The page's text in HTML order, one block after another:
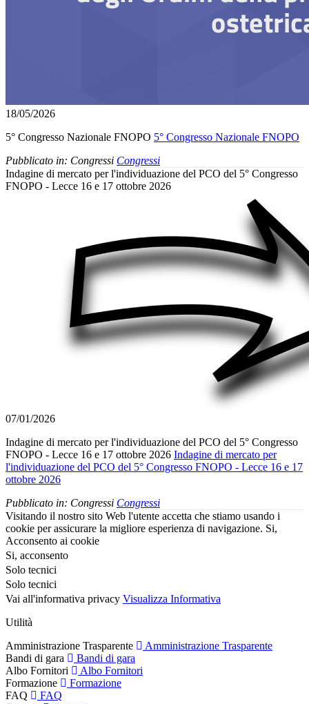
18/05/2026
5° Congresso Nazionale FNOPO 5° Congresso Nazionale FNOPO
Pubblicato in: Congressi Congressi
Indagine di mercato per l'individuazione del PCO del 5° Congresso
FNOPO - Lecce 16 e 17 ottobre 2026
07/01/2026
Indagine di mercato per l'individuazione del PCO del 5° Congresso
FNOPO - Lecce 16 e 17 ottobre 2026 Indagine di mercato per
l'individuazione del PCO del 5° Congresso FNOPO - Lecce 16 e 17
ottobre 2026
Pubblicato in: Congressi Congressi
Visitando il nostro sito Web l'utente accetta che stiamo usando i
cookie per assicurare la migliore esperienza di navigazione. Si,
Acconsento ai cookie
Si, acconsento
Solo tecnici
Solo tecnici
Vai all'informativa privacy Visualizza Informativa
Utilità
Amministrazione Trasparente
Amministrazione Trasparente
Bandi di gara
Bandi di gara
Albo Fornitori
Albo Fornitori
Formazione
Formazione
FAQ
FAQ